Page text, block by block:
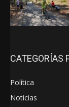
CATEGORÍAS
Política
Noticias